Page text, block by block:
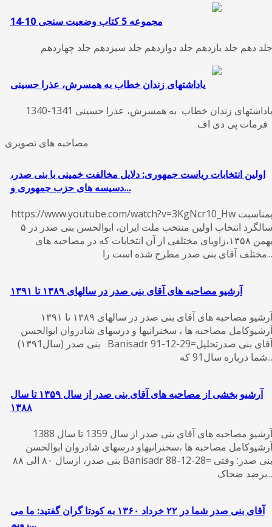
مجموعه 5 کتاب وضعیت سنجی 10-14
جلد دهم جلد یازدهم جلد دوازدهم جلد سیزدهم جلد چهاردهم
یاداشتهای زندان خطاب به همسرش، عذرا حسینی
فرمات پی دی اف
مصاحبه های تصویری
اولین انتخابات ریاست جمهوری: دلایل مخالفت خمینی با بنی صدر،
دسیسه های حزب جمهوری و...
https://www.youtube.com/watch?v=3KgNcr10_Hw بمناسبت
سالگرد انتخاب اولین منتخب ملت ایران، ابوالحسن بنی صدر در ۵
بهمن ۱۳۵۸،زاویای مختلفی از آن انتخابات که در مصاحبه های
مختلف آقای بنی صدر مطرح شده است را...
آرشیو مصاحبه های آقای بنی صدر در سالهای ۱۳۸۹ تا ۱۳۹۱
آرشیوکامل مصاحبه ها ، سخنرانیها و درسهای شادروان ابوالحسن
بنی صدر (سال۱۳۹1) Banisadr 91-12-29=آقای بنی صدرتحلیل
شما درباره سال91 که...
آرشیو بخشی از مصاحبه های آقای بنی صدر از سال ۱۳۵۹ تا سال
۱۳۸۸
آرشیوکامل مصاحبه ها ،سخنرانیهاو درسهای شادروان ابوالحسن
بنی صدر، ازسال ۸۰ الی ۸۸ Banisadr 88-12-28= بنی صدر: وقتی
برضد ضحاک...
آقای بنی صدر شما در ۲۲ خرداد ۱۳۶۰ به کودتا گران گفتید: ما می
رویم...